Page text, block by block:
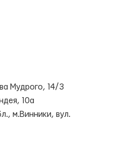
Мудрого, 14/3
10а
м.Винники, вул.